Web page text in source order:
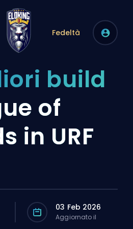
Fedeltà
build
of
in URF
03 Feb 2026
Aggiornato il